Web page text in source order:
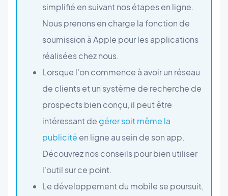
simplifié en suivant nos étapes en ligne.
Nous prenons en charge la fonction de
soumission à Apple pour les applications
réalisées chez nous.
Lorsque l'on commence à avoir un réseau
de clients et un système de recherche de
prospects bien conçu, il peut être
intéressant de gérer soit même la
publicité en ligne au sein de son app.
Découvrez nos conseils pour bien utiliser
l'outil sur ce point.
Le développement du mobile se poursuit,